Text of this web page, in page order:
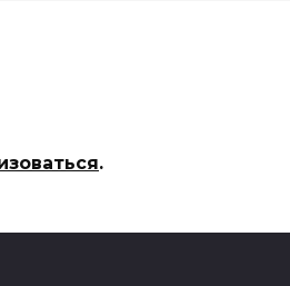
.